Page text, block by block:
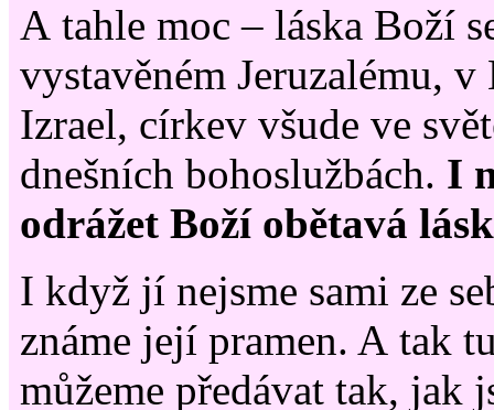
A tahle moc – láska Boží
vystavěném Jeruzalému,
Izrael, církev všude ve
dnešních bohoslužbách. I
odrážet Boží obětavá
I když jí nejsme sami ze
známe její pramen. A tak
můžeme předávat tak, jak